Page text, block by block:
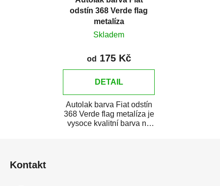
odstín 368 Verde flag
metalíza
Skladem
od 175 Kč
DETAIL
Autolak barva Fiat odstín
368 Verde flag metalíza je
vysoce kvalitní barva na
Kontakt